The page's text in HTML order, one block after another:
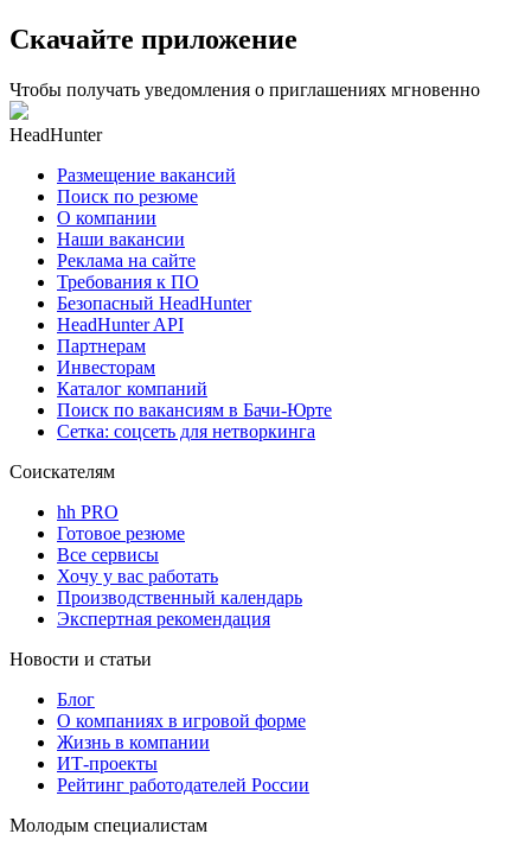
Скачайте приложение
Чтобы получать уведомления о приглашениях мгновенно
HeadHunter
Размещение вакансий
Поиск по резюме
О компании
Наши вакансии
Реклама на сайте
Требования к ПО
Безопасный HeadHunter
HeadHunter API
Партнерам
Инвесторам
Каталог компаний
Поиск по вакансиям в Бачи-Юрте
Сетка: соцсеть для нетворкинга
Соискателям
hh PRO
Готовое резюме
Все сервисы
Хочу у вас работать
Производственный календарь
Экспертная рекомендация
Новости и статьи
Блог
О компаниях в игровой форме
Жизнь в компании
ИТ-проекты
Рейтинг работодателей России
Молодым специалистам